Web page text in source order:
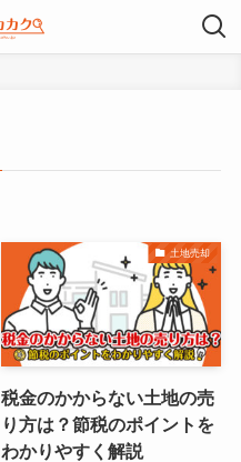
土地売却
税金のかからない土地の売
り方は？節税のポイントを
わかりやすく解説